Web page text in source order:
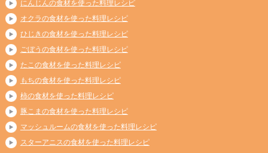
にんじんの食材を使った料理レシピ
オクラの食材を使った料理レシピ
ひじきの食材を使った料理レシピ
ごぼうの食材を使った料理レシピ
たこの食材を使った料理レシピ
もちの食材を使った料理レシピ
柿の食材を使った料理レシピ
豚こまの食材を使った料理レシピ
マッシュルームの食材を使った料理レシピ
スターアニスの食材を使った料理レシピ